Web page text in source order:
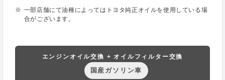
一部店舗にて油種によってはトヨタ純正オイルを使用している場
合がございます。
エンジンオイル交換 + オイルフィルター交換
国産ガソリン車